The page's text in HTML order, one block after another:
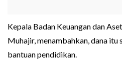
Kepala Badan Keuangan dan
Muhajir, menambahkan, dana itu
bantuan pendidikan.